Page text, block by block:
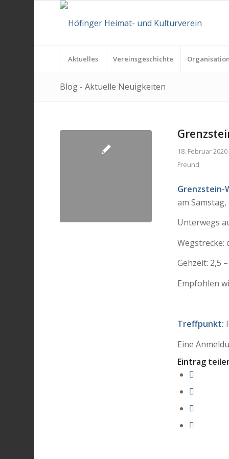
Aktuelles Vereinsgeschichte Organisation
Blog - Aktuelle Neuigkeiten
18. Februar 2020
Freund
Grenzstein-
am Samstag,
Unterwegs
Wegstrecke:
Gehzeit: 2,5
Empfohlen
Treffpunkt:
Eine
Eintrag